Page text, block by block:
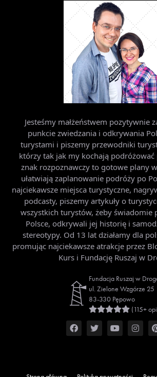
Jesteśmy małżeństwem pozytywnie
punkcie zwiedzania i odkrywania
turystami i piszemy przewodniki
którzy tak jak my kochają podróżować
znak rozpoznawczy to gotowe plany
ułatwiają zaplanowanie podróży po
najciekawsze miejsca turystyczne,
podcasty, piszemy artykuły o
wszystkich turystów, żeby świadomie
Polsce, odkrywali jej historię i
stereotypy. Od 13 lat działamy dla
promując najciekawsze atrakcje przez
Kurs i Fundację Ruszaj w
Fundacja Ruszaj w
ul. Zielone Wzgórze 25
83-330 Pępowo
(115+